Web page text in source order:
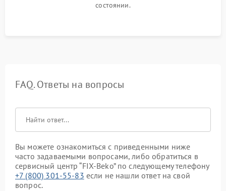
состоянии.
FAQ. Ответы на вопросы
Вы можете ознакомиться с приведенными ниже
часто задаваемыми вопросами, либо обратиться в
сервисный центр “FIX-Beko” по следующему телефону
+7 (800) 301-55-83 если не нашли ответ на свой
вопрос.